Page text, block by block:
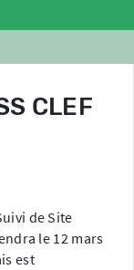
CLEF
de Site
le 12 mars
est